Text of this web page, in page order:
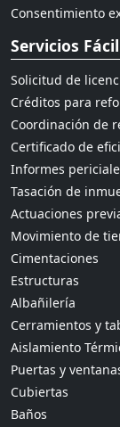
Consentimiento
Servicios
Solicitud de
Créditos para
Coordinación de
Certificado de
Informes
Tasación de
Actuaciones
Movimiento de
Cimentaciones
Estructuras
Albañilería
Cerramientos y
Aislamiento
Puertas y
Cubiertas
Baños